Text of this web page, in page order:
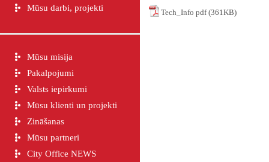
Mūsu darbi, projekti
Mūsu misija
Pakalpojumi
Valsts iepirkumi
Mūsu klienti un projekti
Zināšanas
Mūsu partneri
City Office NEWS
Tech_Info pdf (361KB)